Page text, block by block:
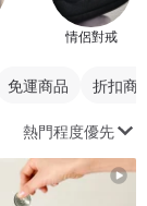
情侶對戒
免運商品 折扣商
熱門程度優先